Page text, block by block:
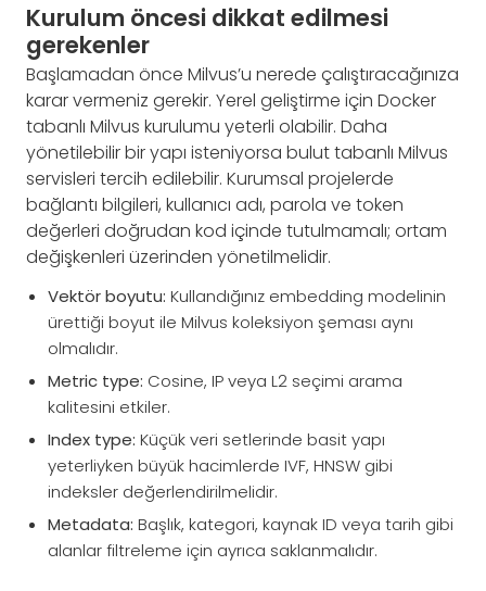
Kurulum öncesi dikkat edilmesi
gerekenler
Başlamadan önce Milvus’u nerede çalıştıracağınıza
karar vermeniz gerekir. Yerel geliştirme için Docker
tabanlı Milvus kurulumu yeterli olabilir. Daha
yönetilebilir bir yapı isteniyorsa bulut tabanlı Milvus
servisleri tercih edilebilir. Kurumsal projelerde
bağlantı bilgileri, kullanıcı adı, parola ve token
değerleri doğrudan kod içinde tutulmamalı; ortam
değişkenleri üzerinden yönetilmelidir.
Vektör boyutu: Kullandığınız embedding modelinin
ürettiği boyut ile Milvus koleksiyon şeması aynı
olmalıdır.
Metric type: Cosine, IP veya L2 seçimi arama
kalitesini etkiler.
Index type: Küçük veri setlerinde basit yapı
yeterliyken büyük hacimlerde IVF, HNSW gibi
indeksler değerlendirilmelidir.
Metadata: Başlık, kategori, kaynak ID veya tarih gibi
alanlar filtreleme için ayrıca saklanmalıdır.